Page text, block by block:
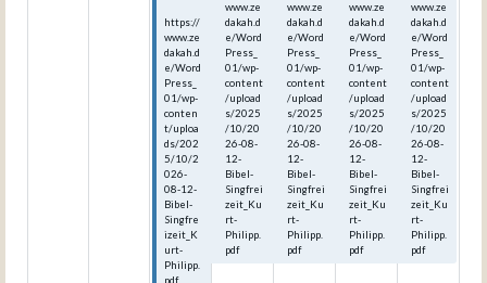
https://
www.ze
dakah.d
e/Word
Press_
01/wp-
conten
t/uploa
ds/202
5/10/2
026-
08-12-
Bibel-
Singfre
izeit_K
urt-
Philipp.
pdf
www.ze
dakah.d
e/Word
Press_
01/wp-
content
/upload
s/2025
/10/20
26-08-
12-
Bibel-
Singfrei
zeit_Ku
rt-
Philipp.
pdf
www.ze
dakah.d
e/Word
Press_
01/wp-
content
/upload
s/2025
/10/20
26-08-
12-
Bibel-
Singfrei
zeit_Ku
rt-
Philipp.
pdf
www.ze
dakah.d
e/Word
Press_
01/wp-
content
/upload
s/2025
/10/20
26-08-
12-
Bibel-
Singfrei
zeit_Ku
rt-
Philipp.
pdf
www.ze
dakah.d
e/Word
Press_
01/wp-
content
/upload
s/2025
/10/20
26-08-
12-
Bibel-
Singfrei
zeit_Ku
rt-
Philipp.
pdf